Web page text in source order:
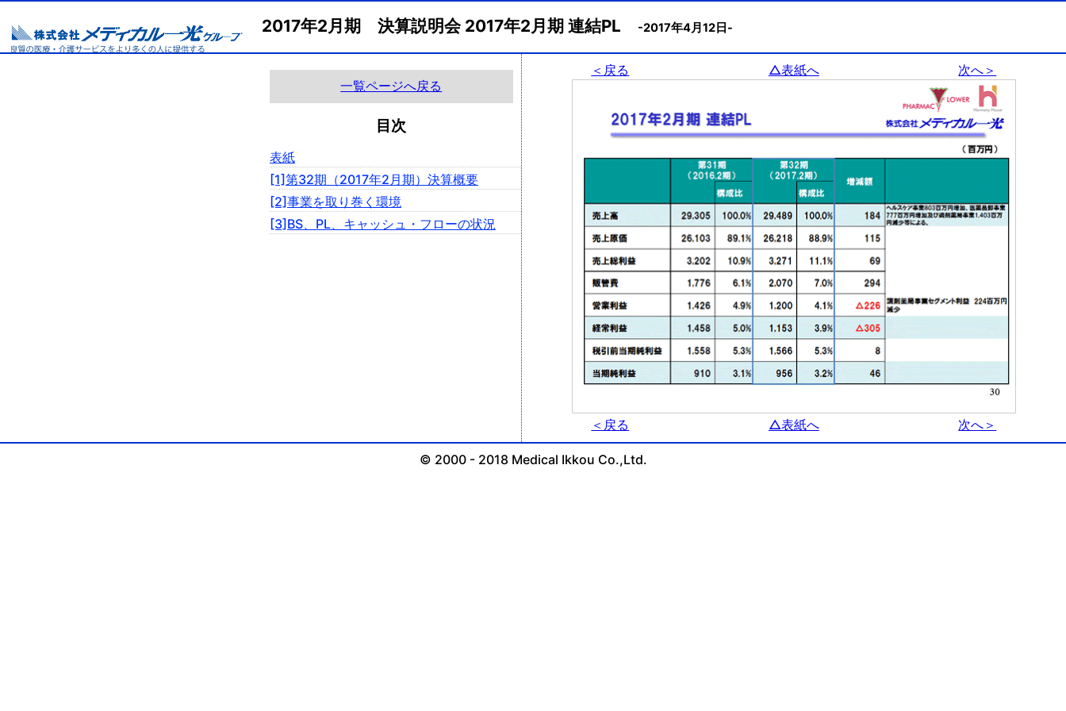
2017年2月期 決算説明会 2017年2月期 連結PL -2017年4月12日-
一覧ページへ戻る
目次
表紙
[1]第32期（2017年2月期）決算概要
[2]事業を取り巻く環境
[3]BS、PL、キャッシュ・フローの状況
＜戻る △表紙へ 次へ＞
＜戻る △表紙へ 次へ＞
© 2000 - 2018 Medical Ikkou Co.,Ltd.